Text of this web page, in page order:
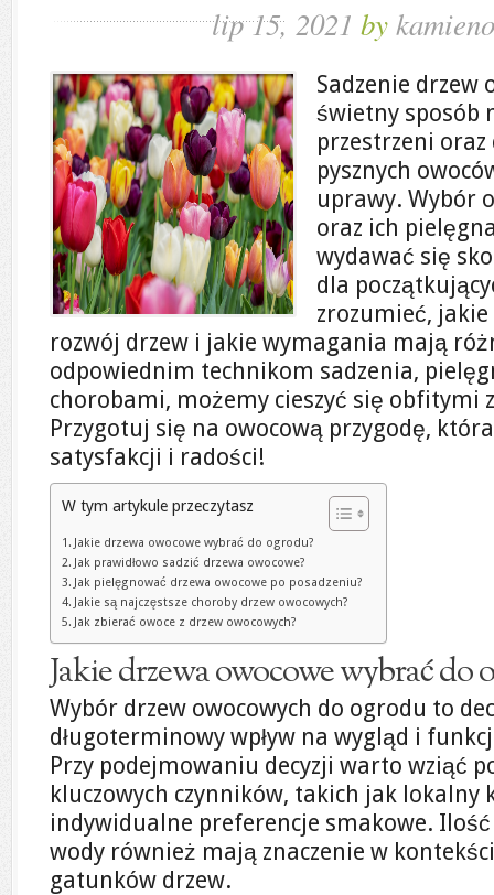
lip 15, 2021 by
Sadzenie drzew
świetny sposób
przestrzeni
pysznych
uprawy. Wybór
oraz ich
wydawać się
dla
zrozumieć, jakie
rozwój drzew i jakie wymagania mają
odpowiednim technikom sadzenia,
chorobami, możemy cieszyć się obfitymi
Przygotuj się na owocową przygodę,
satysfakcji i radości!
W tym artykule przeczytasz
Jakie drzewa owocowe wybrać do ogrodu?
Jak prawidłowo sadzić drzewa owocowe?
Jak pielęgnować drzewa owocowe po posadzeniu?
Jakie są najczęstsze choroby drzew owocowych?
Jak zbierać owoce z drzew owocowych?
Jakie drzewa owocowe wybrać do
Wybór drzew owocowych do ogrodu to
długoterminowy wpływ na wygląd i
Przy podejmowaniu decyzji warto wziąć
kluczowych czynników, takich jak lokalny
indywidualne preferencje smakowe. Ilość
wody również mają znaczenie w
gatunków drzew.